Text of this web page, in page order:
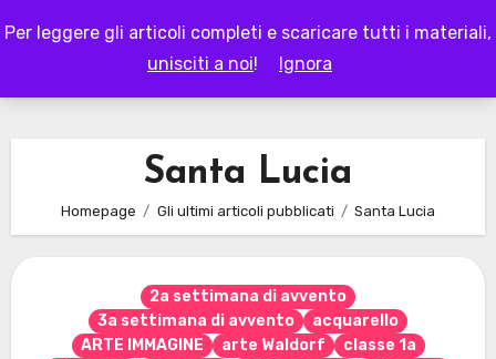
Per leggere gli articoli completi e scaricare tutti i materiali,
unisciti a noi! Ignora
to
LAPAPPADOLCE
Santa Lucia
Homepage Gli ultimi articoli pubblicati Santa Lucia
2a settimana di avvento
3a settimana di avvento
acquarello
ARTE IMMAGINE
arte Waldorf
classe 1a